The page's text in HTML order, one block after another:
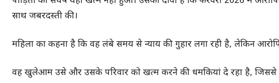
साथ जबरदस्ती की।
महिला का कहना है कि वह लंबे समय से न्याय की गुहार लगा रही है, लेकिन
वह खुलेआम उसे और उसके परिवार को खत्म करने की धमकियां दे रहा है, जिससे